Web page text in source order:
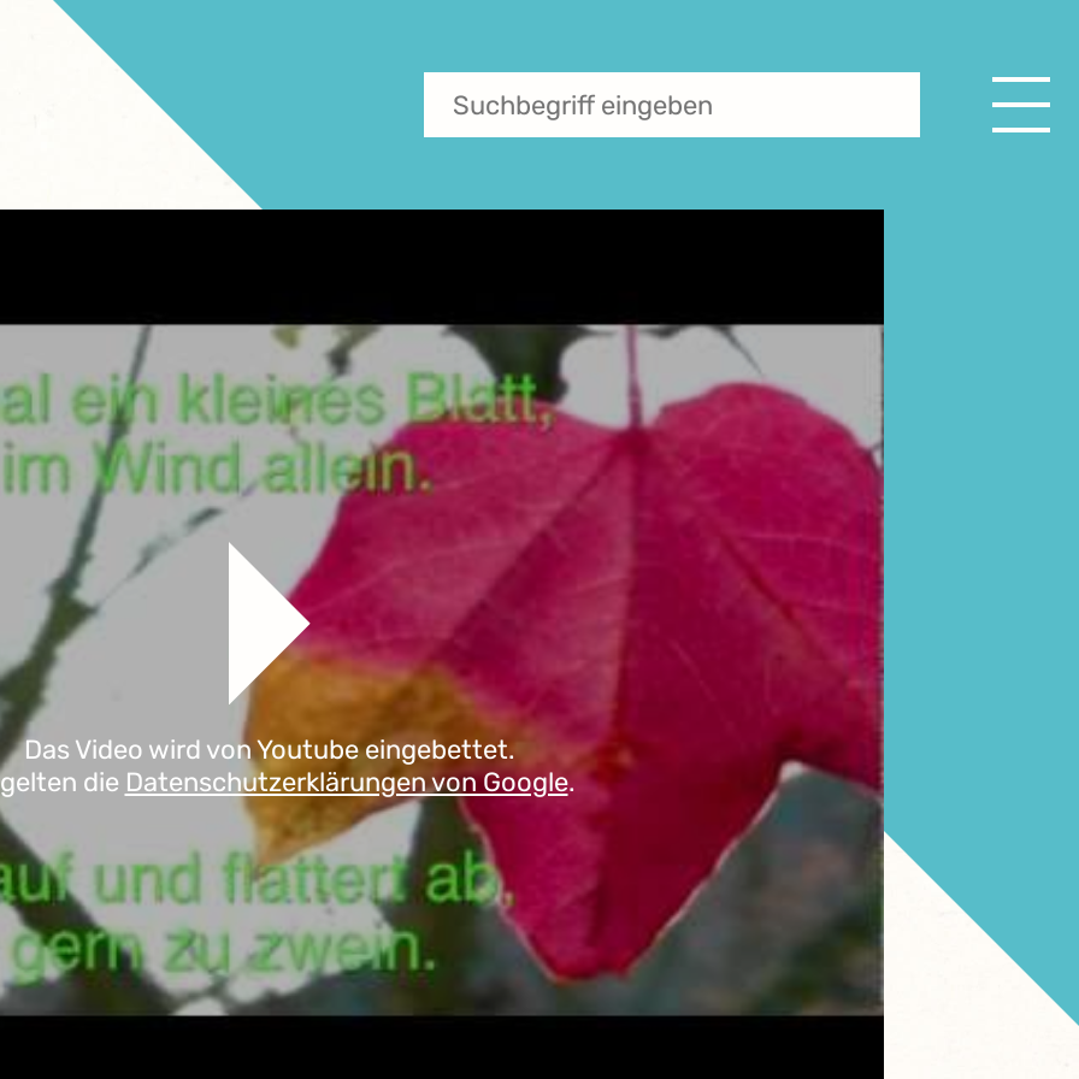
Das Video wird von Youtube eingebettet.
die Datenschutzerklärungen von Google.